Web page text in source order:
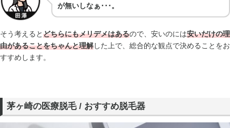
が無いしなぁ･･･。
そう考えるとどちらにもメリデメはあるので、安いのには安いだけの理
由があることをちゃんと理解した上で、総合的な観点で決めることをお
すすめします。
茅ヶ崎の医療脱毛 / おすすめ脱毛器